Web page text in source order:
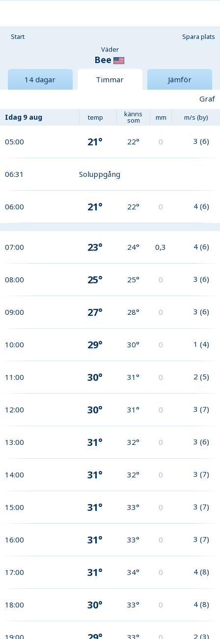
Start
Spara plats
Väder
Bee
14 dagar Timmar
Jämför
Graf
Idag 9 aug temp känns
som mm m/s (by)
05:00 21° 22° 0 3 (6)
06:31 Soluppgång
06:00 21° 22° 0 4 (6)
07:00 23° 24° 0,3 4 (6)
08:00 25° 25° 0 3 (6)
09:00 27° 28° 0 3 (6)
10:00 29° 30° 0 1 (4)
11:00 30° 31° 0 2 (5)
12:00 30° 31° 0 3 (7)
13:00 31° 32° 0 3 (6)
14:00 31° 32° 0 3 (7)
15:00 31° 33° 0 3 (7)
16:00 31° 33° 0 3 (7)
17:00 31° 34° 0 4 (8)
18:00 30° 33° 0 4 (8)
2 (3)